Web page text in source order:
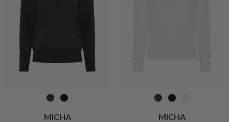
MICHA MICHA